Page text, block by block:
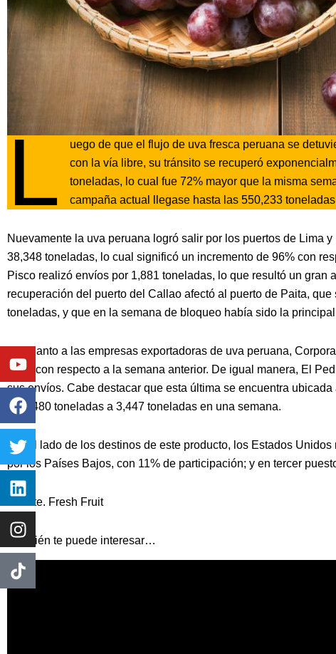
L
uego de que el flujo de uva fresca peruana se
con la vía libre, su tránsito se recuperó
toneladas, lo cual fue 72% mayor que la misma
campaña actual llegase hasta las 550,233
Nuevamente la uva peruana logró salir por los puertos de Lima
38,348 toneladas, lo cual significó un incremento de 96% con
Pisco realizó envíos por 1,881 toneladas, lo que resultó un
recuperación del puerto del Callao afectó al puerto de Paita,
toneladas, y que en la semana de bloqueo había sido la
En cuanto a las empresas exportadoras de uva peruana,
92%, con respecto a la semana anterior. De igual manera, El
sus envíos. Cabe destacar que esta última se encuentra
de 1,480 toneladas a 3,447 toneladas en una semana.
Por el lado de los destinos de este producto, los Estados
por los Países Bajos, con 11% de participación; y en tercer
Fuente. Fresh Fruit
También te puede interesar…
Youtube
Facebook
Twitter
Linkedin
Instagram